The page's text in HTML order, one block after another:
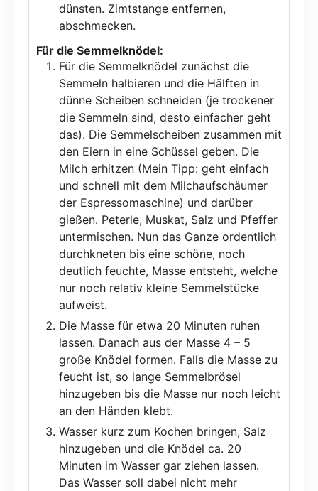
dünsten. Zimtstange entfernen,
abschmecken.
Für die Semmelknödel:
Für die Semmelknödel zunächst die
Semmeln halbieren und die Hälften in
dünne Scheiben schneiden (je trockener
die Semmeln sind, desto einfacher geht
das). Die Semmelscheiben zusammen mit
den Eiern in eine Schüssel geben. Die
Milch erhitzen (Mein Tipp: geht einfach
und schnell mit dem Milchaufschäumer
der Espressomaschine) und darüber
gießen. Peterle, Muskat, Salz und Pfeffer
untermischen. Nun das Ganze ordentlich
durchkneten bis eine schöne, noch
deutlich feuchte, Masse entsteht, welche
nur noch relativ kleine Semmelstücke
aufweist.
Die Masse für etwa 20 Minuten ruhen
lassen. Danach aus der Masse 4 – 5
große Knödel formen. Falls die Masse zu
feucht ist, so lange Semmelbrösel
hinzugeben bis die Masse nur noch leicht
an den Händen klebt.
Wasser kurz zum Kochen bringen, Salz
hinzugeben und die Knödel ca. 20
Minuten im Wasser gar ziehen lassen.
Das Wasser soll dabei nicht mehr